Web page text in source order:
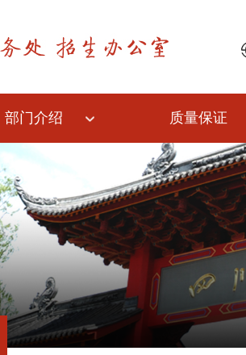
部门介绍 质量保证